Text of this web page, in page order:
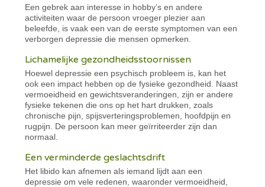
Een gebrek aan interesse in hobby’s en andere
activiteiten waar de persoon vroeger plezier aan
beleefde, is vaak een van de eerste symptomen van een
verborgen depressie die mensen opmerken.
Lichamelijke gezondheidsstoornissen
Hoewel depressie een psychisch probleem is, kan het
ook een impact hebben op de fysieke gezondheid. Naast
vermoeidheid en gewichtsveranderingen, zijn er andere
fysieke tekenen die ons op het hart drukken, zoals
chronische pijn, spijsverteringsproblemen, hoofdpijn en
rugpijn. De persoon kan meer geïrriteerder zijn dan
normaal.
Een verminderde geslachtsdrift
Het libido kan afnemen als iemand lijdt aan een
depressie om vele redenen, waaronder vermoeidheid,